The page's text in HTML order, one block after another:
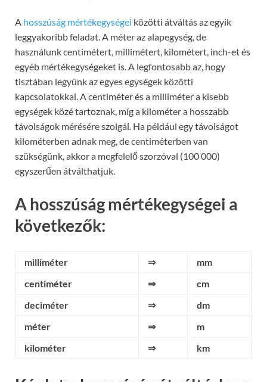
A hosszúság mértékegységei közötti átváltás az egyik
leggyakoribb feladat. A méter az alapegység, de
használunk centimétert, millimétert, kilométert, inch-et és
egyéb mértékegységeket is. A legfontosabb az, hogy
tisztában legyünk az egyes egységek közötti
kapcsolatokkal. A centiméter és a milliméter a kisebb
egységek közé tartoznak, míg a kilométer a hosszabb
távolságok mérésére szolgál. Ha például egy távolságot
kilométerben adnak meg, de centiméterben van
szükségünk, akkor a megfelelő szorzóval (100 000)
egyszerűen átválthatjuk.
A hosszúság mértékegységei a
következők:
milliméter ⇒
mm
centiméter
⇒
cm
deciméter
⇒
dm
méter
⇒
m
kilométer
⇒ km